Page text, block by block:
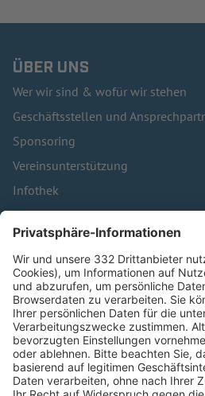
ÜBER UNS
Wer wir sind & wofür wir stehen
Geschäftsstellen und
Sponsoring
Vereinsunterstützung
Infothek
Kontakt
HÄUFIG BESUCHTE
Pässe und Vereinswechsel
Trainerausbildung
Schulungsangebot
BFV-Geschäftsstellen
Trainerbörse